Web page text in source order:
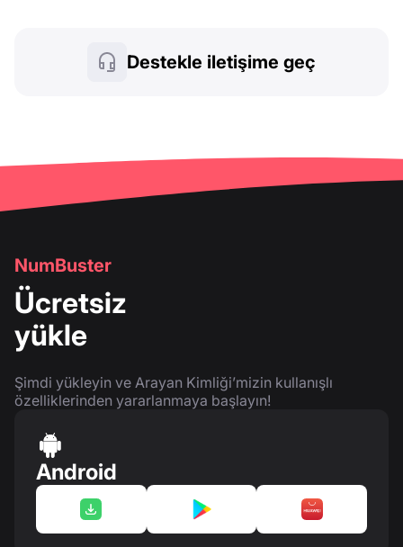
Destekle iletişime geç
NumBuster
Ücretsiz
yükle
Şimdi yükleyin ve Arayan Kimliği’mizin kullanışlı
özelliklerinden yararlanmaya başlayın!
Android